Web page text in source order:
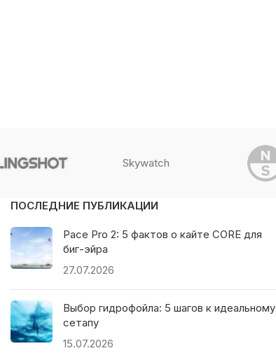
Skywatch
ПОСЛЕДНИЕ ПУБЛИКАЦИИ
Pace Pro 2: 5 фактов о кайте CORE для
биг-эйра
27.07.2026
Выбор гидрофойла: 5 шагов к идеальному
сетапу
15.07.2026